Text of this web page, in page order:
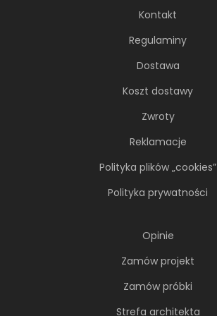
NAJNOWSZE ARTYKUŁY
Kontakt
Regulaminy
Dostawa
Koszt dostawy
Zwroty
Reklamacje
Polityka plików „cookies”
Polityka prywatności
Opinie
Zamów projekt
Zamów próbki
Strefa architekta